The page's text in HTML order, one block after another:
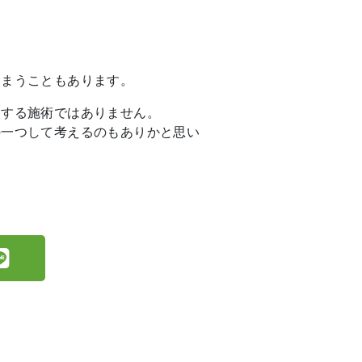
うこともあります。
る施術ではありません。
つして考えるのもありかと思い